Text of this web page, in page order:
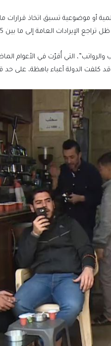
أو موضوعية تسبق اتخاذ قرارات
العامة إلى ما بين 35 و40% فقط من مستوياتها السابقة”.
التي أُقرّت في الأعوام
كلفت الدولة أعباء باهظة، على حد